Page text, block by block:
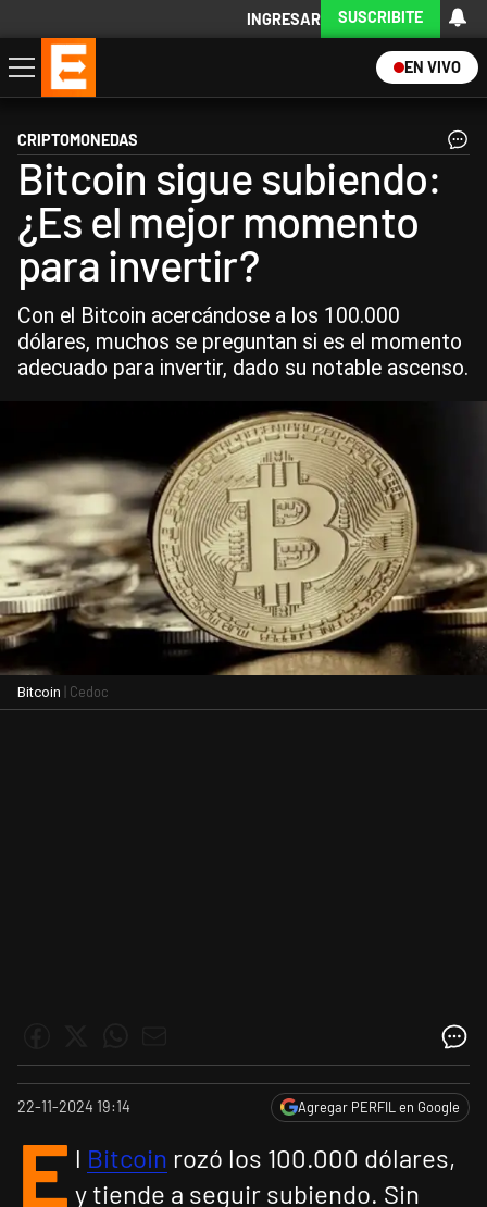
INGRESAR SUSCRIBITE
EN VIVO
Economía
Política
Internacional
Actualidad
Descargá la App
CRIPTOMONEDAS
Bitcoin sigue subiendo:
¿Es el mejor momento
para invertir?
Con el Bitcoin acercándose a los 100.000
dólares, muchos se preguntan si es el momento
adecuado para invertir, dado su notable ascenso.
Bitcoin | Cedoc
22-11-2024 19:14 Agregar PERFIL en Google
E l Bitcoin rozó los 100.000 dólares,
y tiende a seguir subiendo. Sin